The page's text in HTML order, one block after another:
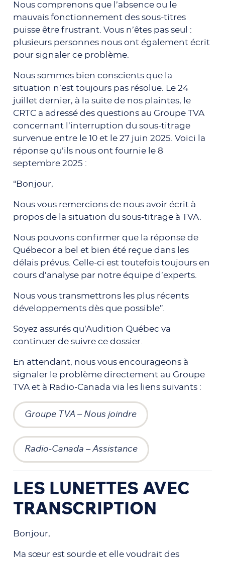
Nous comprenons que l’absence ou le
mauvais fonctionnement des sous-titres
puisse être frustrant. Vous n’êtes pas seul :
plusieurs personnes nous ont également écrit
pour signaler ce problème.
Nous sommes bien conscients que la
situation n’est toujours pas résolue. Le 24
juillet dernier, à la suite de nos plaintes, le
CRTC a adressé des questions au Groupe TVA
concernant l’interruption du sous-titrage
survenue entre le 10 et le 27 juin 2025. Voici la
réponse qu’ils nous ont fournie le 8
septembre 2025 :
“Bonjour,
Nous vous remercions de nous avoir écrit à
propos de la situation du sous-titrage à TVA.
Nous pouvons confirmer que la réponse de
Québecor a bel et bien été reçue dans les
délais prévus. Celle-ci est toutefois toujours en
cours d’analyse par notre équipe d’experts.
Nous vous transmettrons les plus récents
développements dès que possible”.
Soyez assurés qu’Audition Québec va
continuer de suivre ce dossier.
En attendant, nous vous encourageons à
signaler le problème directement au Groupe
TVA et à Radio-Canada via les liens suivants :
Groupe TVA – Nous joindre
Radio-Canada – Assistance
LES LUNETTES AVEC
TRANSCRIPTION
Bonjour,
Ma sœur est sourde et elle voudrait des